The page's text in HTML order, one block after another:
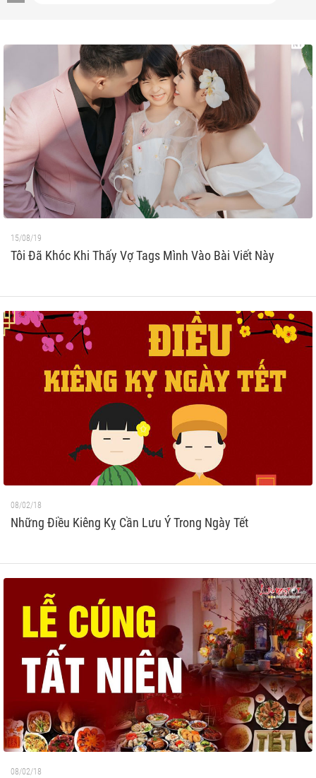
15/08/19
Tôi Đã Khóc Khi Thấy Vợ Tags Mình Vào Bài Viết Này
08/02/18
Những Điều Kiêng Kỵ Cần Lưu Ý Trong Ngày Tết
08/02/18